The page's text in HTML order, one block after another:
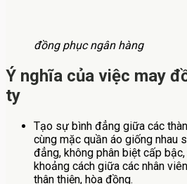
đồng phục ngân hàng
Ý nghĩa của việc may
ty
Tạo sự bình đẳng giữa các
cùng mặc quần áo giống nhau
đẳng, không phân biệt cấp
khoảng cách giữa các nhân
thân thiện, hòa đồng.